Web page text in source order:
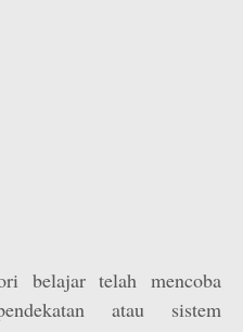
belajar telah mencoba
atau sistem